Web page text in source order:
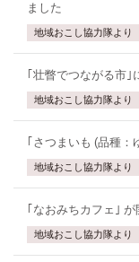
ました
地域おこし協力隊より
｢壮瞥でつながる市｣
地域おこし協力隊より
｢さつまいも (品種：
地域おこし協力隊より
｢なおみちカフェ｣ が
地域おこし協力隊より